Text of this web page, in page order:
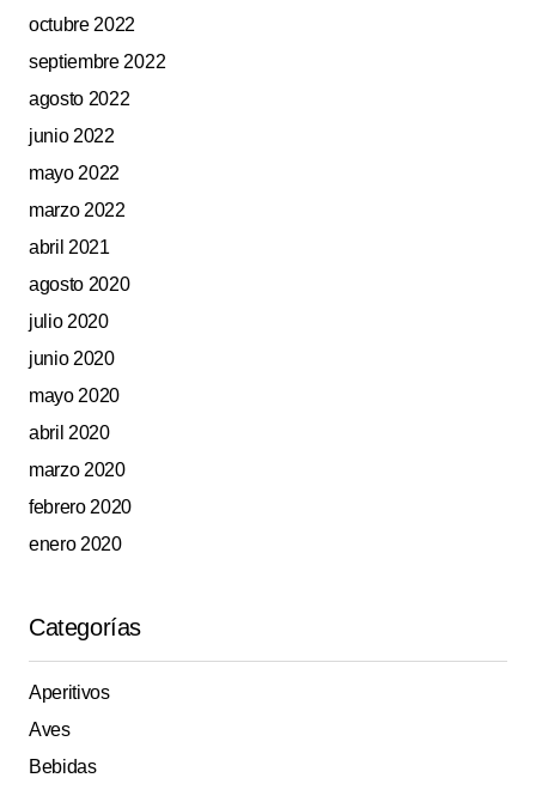
octubre 2022
septiembre 2022
agosto 2022
junio 2022
mayo 2022
marzo 2022
abril 2021
agosto 2020
julio 2020
junio 2020
mayo 2020
abril 2020
marzo 2020
febrero 2020
enero 2020
Categorías
Aperitivos
Aves
Bebidas